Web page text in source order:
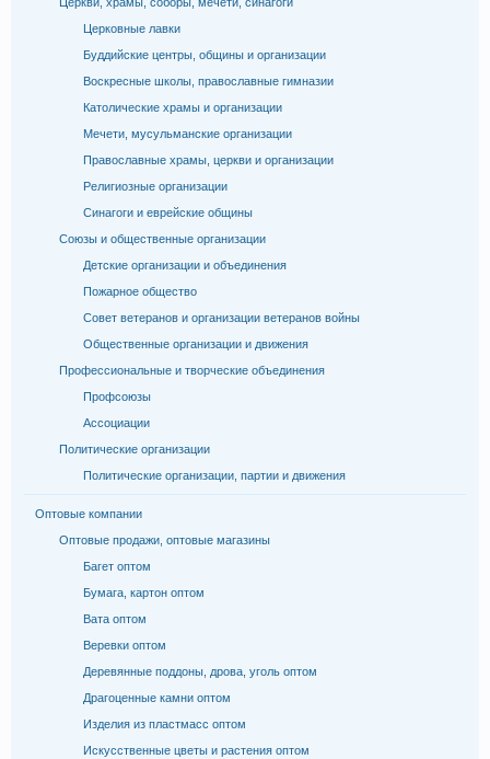
Церковные лавки
Буддийские центры, общины и организации
Воскресные школы, православные гимназии
Католические храмы и организации
Мечети, мусульманские организации
Православные храмы, церкви и организации
Религиозные организации
Синагоги и еврейские общины
Союзы и общественные организации
Детские организации и объединения
Пожарное общество
Совет ветеранов и организации ветеранов войны
Общественные организации и движения
Профессиональные и творческие объединения
Профсоюзы
Ассоциации
Политические организации
Политические организации, партии и движения
Оптовые компании
Оптовые продажи, оптовые магазины
Багет оптом
Бумага, картон оптом
Вата оптом
Веревки оптом
Деревянные поддоны, дрова, уголь оптом
Драгоценные камни оптом
Изделия из пластмасс оптом
Искусственные цветы и растения оптом